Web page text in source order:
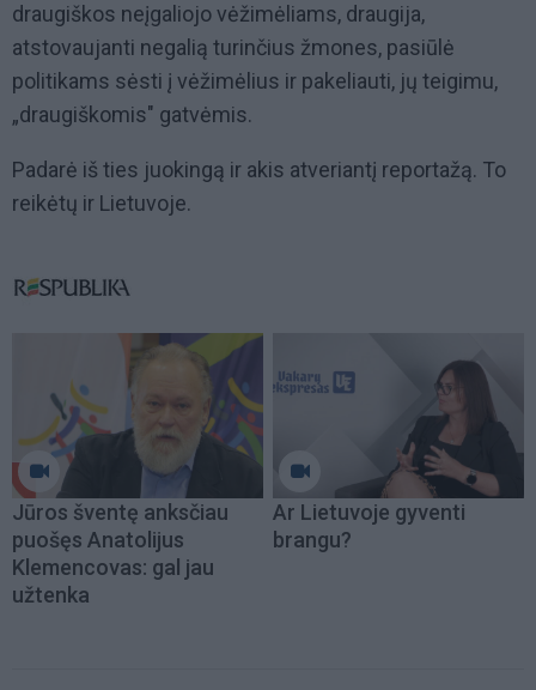
draugiškos neįgaliojo vėžimėliams, draugija,
atstovaujanti negalią turinčius žmones, pasiūlė
politikams sėsti į vėžimėlius ir pakeliauti, jų teigimu,
„draugiškomis" gatvėmis.
Padarė iš ties juokingą ir akis atveriantį reportažą. To
reikėtų ir Lietuvoje.
Jūros šventę anksčiau
puošęs Anatolijus
Klemencovas: gal jau
užtenka
Ar Lietuvoje gyventi
brangu?